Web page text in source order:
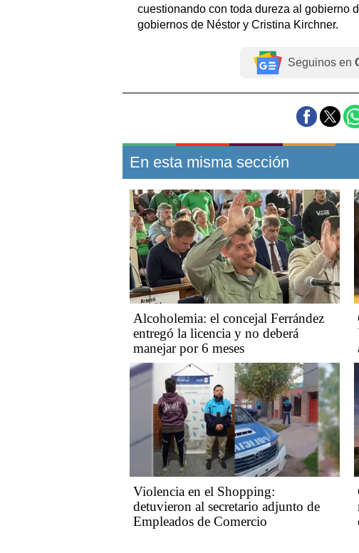
cuestionando con toda dureza al gobierno
gobiernos de Néstor y Cristina Kirchner.
Seguinos en
En esta misma sección
Alcoholemia: el concejal Ferrández
entregó la licencia y no deberá
manejar por 6 meses
Violencia en el Shopping:
detuvieron al secretario adjunto de
Empleados de Comercio